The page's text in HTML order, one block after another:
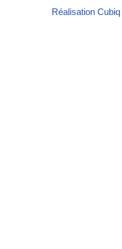
Réalisation Cubiq